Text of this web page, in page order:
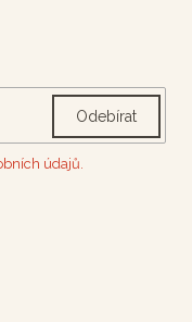
Odebírat
údajů.